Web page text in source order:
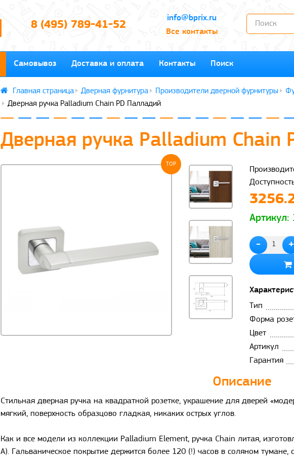
8 (495) 789-41-52
info@bprix.ru
Все контакты
Самовывоз Доставка и оплата Контакты Поиск
Дверная фурнитура Производители дверной фурнитуры
Дверная ручка Palladium Chain PD Палладий
Дверная ручка Palladium Chain
TOP
- +
Тип
Форма
Цвет
Артикул
Гарантия
Описание
Стильная дверная ручка на квадратной розетке, украшение для дверей
мягкий, поверхность образцово гладкая, никаких острых углов.
Как и все модели из коллекции Palladium Element, ручка Chain литая,
A). Гальваническое покрытие держится более 120 (!) часов в соляном тумане,